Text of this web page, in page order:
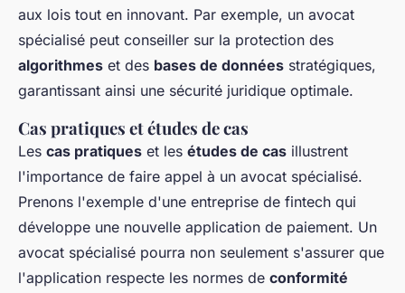
aux lois tout en innovant. Par exemple, un avocat
spécialisé peut conseiller sur la protection des
algorithmes et des bases de données stratégiques,
garantissant ainsi une sécurité juridique optimale.
Cas pratiques et études de cas
Les cas pratiques et les études de cas illustrent
l'importance de faire appel à un avocat spécialisé.
Prenons l'exemple d'une entreprise de fintech qui
développe une nouvelle application de paiement. Un
avocat spécialisé pourra non seulement s'assurer que
l'application respecte les normes de conformité